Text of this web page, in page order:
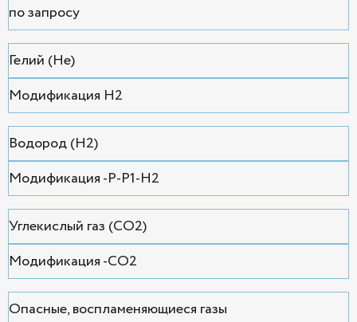
по запросу
Гелий (He)
Модификация H2
Водород (H2)
Модификация -P-P1-H2
Углекислый газ (CO2)
Модификация -CO2
Опасные, воспламеняющиеся газы